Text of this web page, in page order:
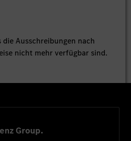
Ausschreibungen nach
nicht mehr verfügbar sind.
Group.